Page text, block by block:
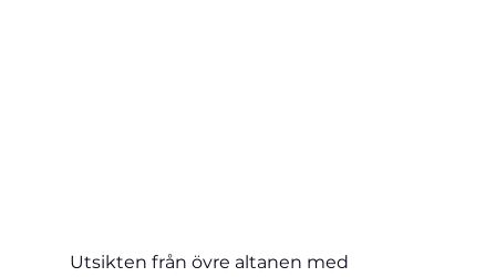
Utsikten från övre altanen med